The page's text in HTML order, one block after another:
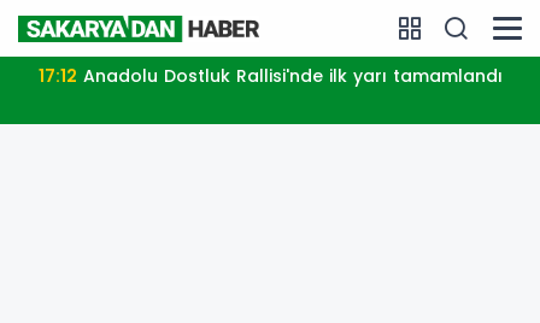
17:12 Anadolu Dostluk Rallisi'nde ilk yarı tamamlandı